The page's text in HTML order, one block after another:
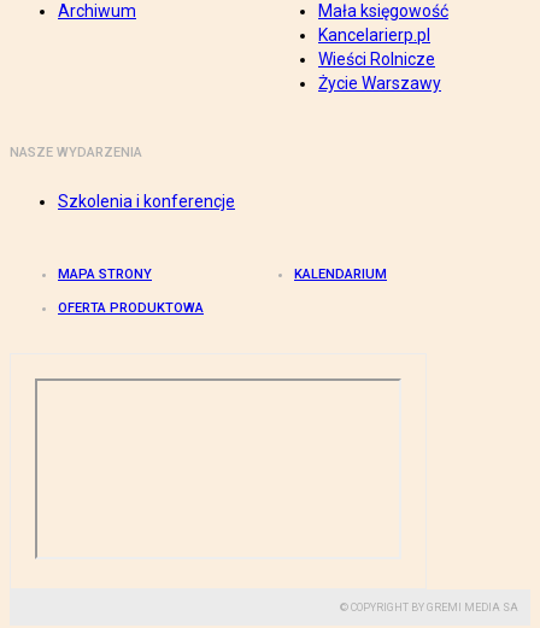
Archiwum
Mała księgowość
Kancelarierp.pl
Wieści Rolnicze
Życie Warszawy
NASZE WYDARZENIA
Szkolenia i konferencje
MAPA STRONY KALENDARIUM
OFERTA PRODUKTOWA
© COPYRIGHT BY GREMI MEDIA SA